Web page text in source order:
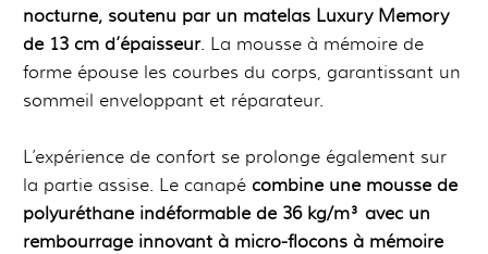
nocturne, soutenu par un matelas Luxury Memory
de 13 cm d’épaisseur. La mousse à mémoire de
forme épouse les courbes du corps, garantissant un
sommeil enveloppant et réparateur.
L’expérience de confort se prolonge également sur
la partie assise. Le canapé combine une mousse de
polyuréthane indéformable de 36 kg/m³ avec un
rembourrage innovant à micro-flocons à mémoire